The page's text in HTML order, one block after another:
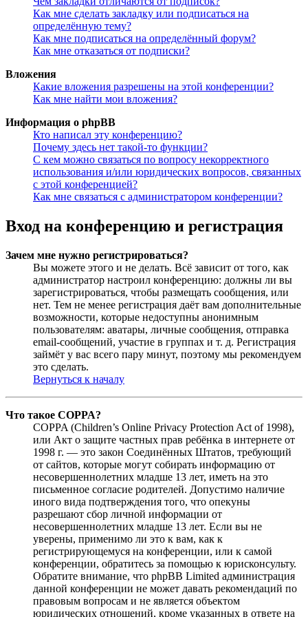
Как мне сделать закладку или подписаться на
определённую тему?
Как мне подписаться на определённый форум?
Как мне отказаться от подписки?
Вложения
Какие вложения разрешены на этой конференции?
Как мне найти мои вложения?
Информация о phpBB
Кто написал эту конференцию?
Почему здесь нет такой-то функции?
С кем можно связаться по вопросу некорректного
использования и/или юридических вопросов, связанных
с этой конференцией?
Как мне связаться с администратором конференции?
Вход на конференцию и регистрация
Зачем мне нужно регистрироваться?
Вы можете этого и не делать. Всё зависит от того, как
администратор настроил конференцию: должны ли вы
зарегистрироваться, чтобы размещать сообщения, или
нет. Тем не менее регистрация даёт вам дополнительные
возможности, которые недоступны анонимным
пользователям: аватары, личные сообщения, отправка
email-сообщений, участие в группах и т. д. Регистрация
займёт у вас всего пару минут, поэтому мы рекомендуем
это сделать.
Вернуться к началу
Что такое COPPA?
COPPA (Children’s Online Privacy Protection Act of 1998),
или Акт о защите частных прав ребёнка в интернете от
1998 г. — это закон Соединённых Штатов, требующий
от сайтов, которые могут собирать информацию от
несовершеннолетних младше 13 лет, иметь на это
письменное согласие родителей. Допустимо наличие
иного вида подтверждения того, что опекуны
разрешают сбор личной информации от
несовершеннолетних младше 13 лет. Если вы не
уверены, применимо ли это к вам, как к
регистрирующемуся на конференции, или к самой
конференции, обратитесь за помощью к юрисконсульту.
Обратите внимание, что phpBB Limited администрация
данной конференции не может давать рекомендаций по
правовым вопросам и не является объектом
юридических отношений, кроме указанных в ответе на